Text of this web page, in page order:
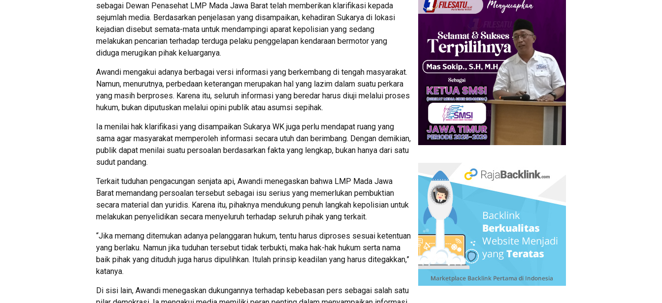
sebagai Dewan Penasehat LMP Mada Jawa Barat telah memberikan klarifikasi kepada
sejumlah media. Berdasarkan penjelasan yang disampaikan, kehadiran Sukarya di lokasi
kejadian disebut semata-mata untuk mendampingi aparat kepolisian yang sedang
melakukan pencarian terhadap terduga pelaku penggelapan kendaraan bermotor yang
diduga merugikan pihak keluarganya.
Awandi mengakui adanya berbagai versi informasi yang berkembang di tengah masyarakat.
Namun, menurutnya, perbedaan keterangan merupakan hal yang lazim dalam suatu perkara
yang masih berproses. Karena itu, seluruh informasi yang beredar harus diuji melalui proses
hukum, bukan diputuskan melalui opini publik atau asumsi sepihak.
Ia menilai hak klarifikasi yang disampaikan Sukarya WK juga perlu mendapat ruang yang
sama agar masyarakat memperoleh informasi secara utuh dan berimbang. Dengan demikian,
publik dapat menilai suatu persoalan berdasarkan fakta yang lengkap, bukan hanya dari satu
sudut pandang.
Terkait tuduhan pengacungan senjata api, Awandi menegaskan bahwa LMP Mada Jawa
Barat memandang persoalan tersebut sebagai isu serius yang memerlukan pembuktian
secara material dan yuridis. Karena itu, pihaknya mendukung penuh langkah kepolisian untuk
melakukan penyelidikan secara menyeluruh terhadap seluruh pihak yang terkait.
“Jika memang ditemukan adanya pelanggaran hukum, tentu harus diproses sesuai ketentuan
yang berlaku. Namun jika tuduhan tersebut tidak terbukti, maka hak-hak hukum serta nama
baik pihak yang dituduh juga harus dipulihkan. Itulah prinsip keadilan yang harus ditegakkan,”
katanya.
Di sisi lain, Awandi menegaskan dukungannya terhadap kebebasan pers sebagai salah satu